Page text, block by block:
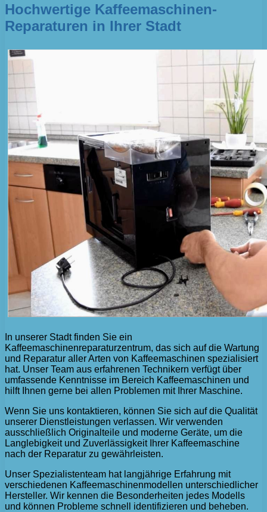
Hochwertige Kaffeemaschinen-
Reparaturen in Ihrer Stadt
In unserer Stadt finden Sie ein
Kaffeemaschinenreparaturzentrum, das sich auf die Wartung
und Reparatur aller Arten von Kaffeemaschinen spezialisiert
hat. Unser Team aus erfahrenen Technikern verfügt über
umfassende Kenntnisse im Bereich Kaffeemaschinen und
hilft Ihnen gerne bei allen Problemen mit Ihrer Maschine.
Wenn Sie uns kontaktieren, können Sie sich auf die Qualität
unserer Dienstleistungen verlassen. Wir verwenden
ausschließlich Originalteile und moderne Geräte, um die
Langlebigkeit und Zuverlässigkeit Ihrer Kaffeemaschine
nach der Reparatur zu gewährleisten.
Unser Spezialistenteam hat langjährige Erfahrung mit
verschiedenen Kaffeemaschinenmodellen unterschiedlicher
Hersteller. Wir kennen die Besonderheiten jedes Modells
und können Probleme schnell identifizieren und beheben.